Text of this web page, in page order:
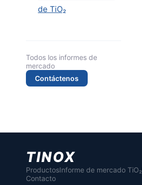
de TiO₂
Todos los informes de
mercado
Contáctenos
TINOX
ProductosInforme de mercado TiO₂
Contacto